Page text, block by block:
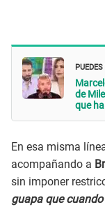
de
que
En esa misma
acompañando a
sin imponer
guapa que